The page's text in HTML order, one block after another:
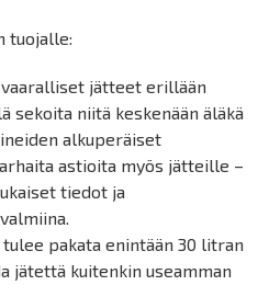
tuojalle:
jätteet erillään
sekoita niitä keskenään äläkä
alkuperäiset
astioita myös jätteille –
tiedot ja
pakata enintään 30 litran
jätettä kuitenkin useamman